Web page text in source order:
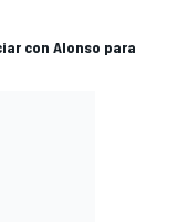
con Alonso para